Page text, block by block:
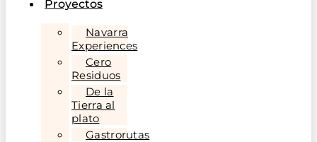
Proyectos
Navarra
Experiences
Cero
Residuos
De la
Tierra al
plato
Gastrorutas